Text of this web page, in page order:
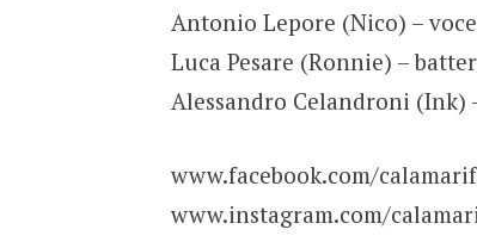
Antonio Lepore (Nico) –
Luca Pesare (Ronnie) –
Alessandro Celandroni (Ink)
www.facebook.com/
www.instagram.com/